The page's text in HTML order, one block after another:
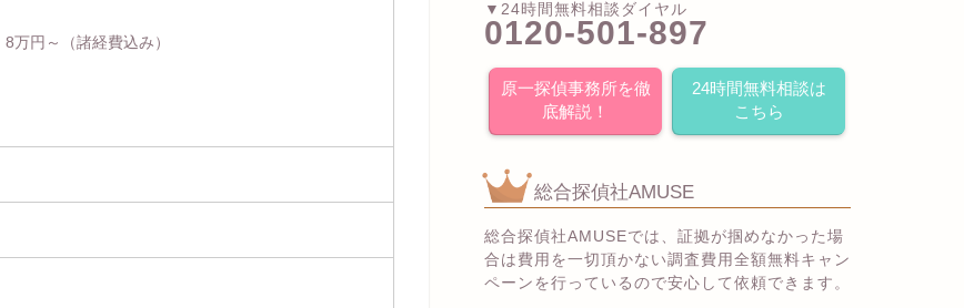
8万円～
（諸経費込み）
▼24時間無料相談ダイヤル
0120-501-897
原一探偵事務所を徹
底解説！
24時間無料相談は
こちら
総合探偵社AMUSE
総合探偵社AMUSEでは、証拠が掴めなかった場
合は費用を一切頂かない調査費用全額無料キャン
ペーンを行っているので安心して依頼できます。